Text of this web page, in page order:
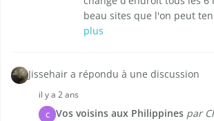
beau sites que l'on peut
plus
Jissehair a répondu à une discussion
il y a 2 ans
C Vos voisins aux Philippines par